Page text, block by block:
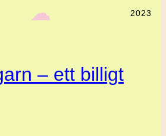
‎ ‎‎ ☁︎‎‎ 2023
– ett billigt